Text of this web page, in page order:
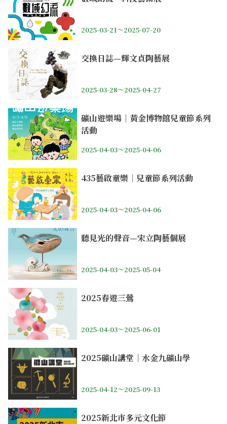
2025-03-21～2025-07-20
交換日誌—輝文貞陶藝展
2025-03-28～2025-04-27
礦山遊樂場｜黃金博物館兒童節系列
活動
2025-04-03～2025-04-06
435藝啟童樂｜兒童節系列活動
2025-04-03～2025-04-06
聽見光的聲音—宋立陶藝個展
2025-04-03～2025-05-04
2025春遊三鶯
2025-04-03～2025-06-01
2025礦山講堂｜水金九礦山學
2025-04-12～2025-09-13
2025新北市多元文化節